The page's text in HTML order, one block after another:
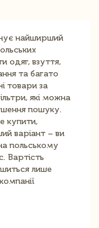
найширший
одяг, взуття,
та багато
товари за
які можна
пошуку.
купити,
варіант – ви
польському
Вартість
лише